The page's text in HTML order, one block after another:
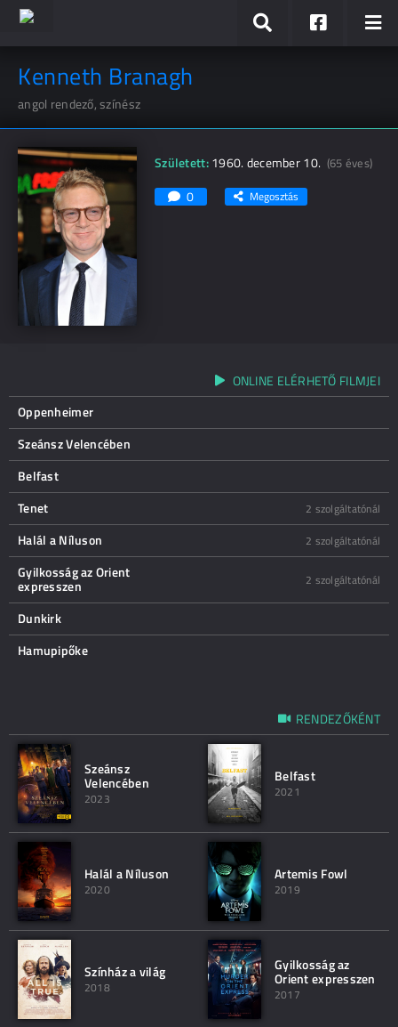
Kenneth Branagh
angol rendező, színész
Született:1960. december 10. (65 éves)
0 Megosztás
ONLINE ELÉRHETŐ FILMJEI
Oppenheimer
Szeánsz Velencében
Belfast
Tenet
2 szolgáltatónál
Halál a Níluson 2 szolgáltatónál
Gyilkosság az Orient
expresszen 2 szolgáltatónál
Dunkirk
Hamupipőke
RENDEZŐKÉNT
Szeánsz
Velencében
2023
Belfast
2021
Halál a Níluson
2020
Artemis Fowl
2019
Színház a világ
2018
Gyilkosság az
Orient expresszen
2017